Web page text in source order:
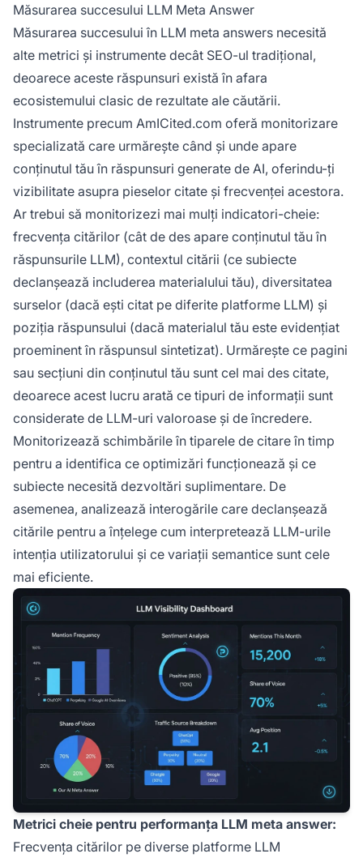
Măsurarea succesului LLM Meta Answer
Măsurarea succesului în LLM meta answers necesită
alte metrici și instrumente decât SEO-ul tradițional,
deoarece aceste răspunsuri există în afara
ecosistemului clasic de rezultate ale căutării.
Instrumente precum AmICited.com oferă monitorizare
specializată care urmărește când și unde apare
conținutul tău în răspunsuri generate de AI, oferindu-ți
vizibilitate asupra pieselor citate și frecvenței acestora.
Ar trebui să monitorizezi mai mulți indicatori-cheie:
frecvența citărilor (cât de des apare conținutul tău în
răspunsurile LLM), contextul citării (ce subiecte
declanșează includerea materialului tău), diversitatea
surselor (dacă ești citat pe diferite platforme LLM) și
poziția răspunsului (dacă materialul tău este evidențiat
proeminent în răspunsul sintetizat). Urmărește ce pagini
sau secțiuni din conținutul tău sunt cel mai des citate,
deoarece acest lucru arată ce tipuri de informații sunt
considerate de LLM-uri valoroase și de încredere.
Monitorizează schimbările în tiparele de citare în timp
pentru a identifica ce optimizări funcționează și ce
subiecte necesită dezvoltări suplimentare. De
asemenea, analizează interogările care declanșează
citările pentru a înțelege cum interpretează LLM-urile
intenția utilizatorului și ce variații semantice sunt cele
mai eficiente.
Metrici cheie pentru performanța LLM meta answer:
Frecvența citărilor pe diverse platforme LLM